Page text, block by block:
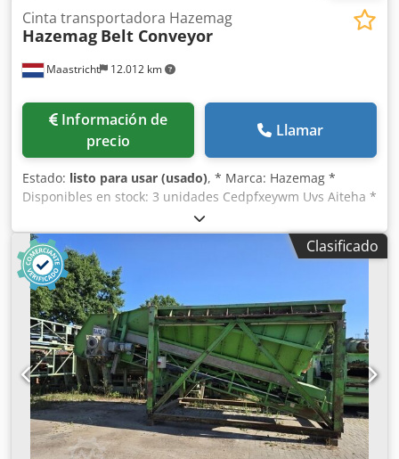
Maastricht 12.012 km
Cinta transportadora Hazemag
Hazemag Belt Conveyor
Información de
precio
Llamar
Estado: listo para usar (usado), * Marca: Hazemag *
Disponibles en stock: 3 unidades Cedpfxeywm Uvs Aiteha *
Longitud entre puntos de apoyo: 12 000 mm, ancho de la
banda: 650 mm, motorización: 5,5 kW, motor eléctrico.
Clasificado